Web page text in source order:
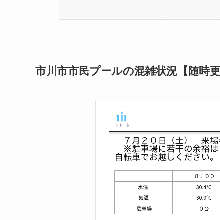
市川市市民プールの混雑状況【随時